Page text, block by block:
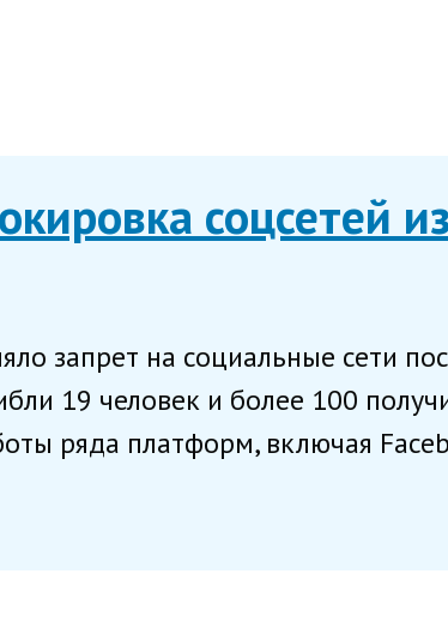
соцсетей
запрет на социальные сети
19 человек и более 100
ряда платформ, включая